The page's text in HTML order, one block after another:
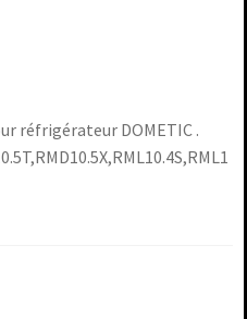
réfrigérateur DOMETIC .